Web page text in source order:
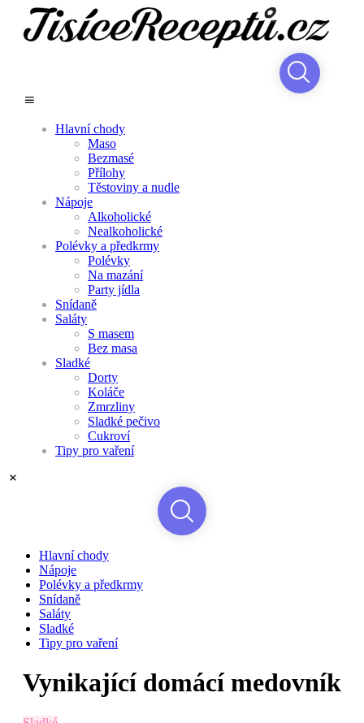
Hlavní chody
Maso
Bezmasé
Přílohy
Těstoviny a nudle
Nápoje
Alkoholické
Nealkoholické
Polévky a předkrmy
Polévky
Na mazání
Party jídla
Snídaně
Saláty
S masem
Bez masa
Sladké
Dorty
Koláče
Zmrzliny
Sladké pečivo
Cukroví
Tipy pro vaření
Hlavní chody
Nápoje
Polévky a předkrmy
Snídaně
Saláty
Sladké
Tipy pro vaření
Vynikající domácí medovník